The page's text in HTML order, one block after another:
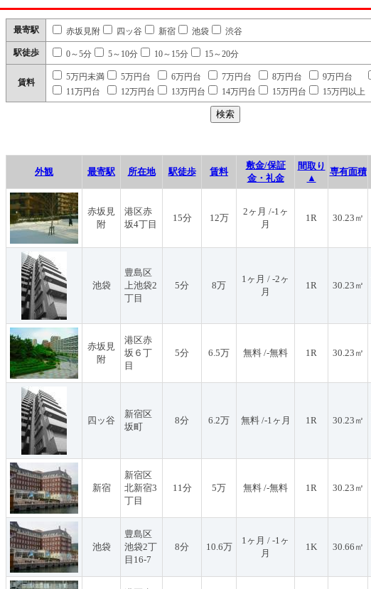
最寄駅 赤坂見附 四ッ谷 新宿 池袋 渋谷
駅徒歩 0～5分 5～10分 10～15分 15～20分
賃料
5万円未満 5万円台 6万円台 7万円台 8万円台 9万円台
11万円台
12万円台 13万円台 14万円台 15万円台 15万円以上
外観 最寄駅 所在地 駅徒歩 賃料
敷金/保証
金・礼金
間取り
▲
専有面積
赤坂見
附
港区赤
坂4丁目
15分 12万
2ヶ月 /-1ヶ
月
1R 30.23㎡
池袋
豊島区
上池袋2
丁目
5分 8万
1ヶ月 / -2ヶ
月
1R 30.23㎡
赤坂見
附
港区赤
坂６丁
目
5分 6.5万 無料 /-無料 1R 30.23㎡
四ッ谷
新宿区
坂町
8分 6.2万 無料 /-1ヶ月 1R 30.23㎡
新宿
新宿区
北新宿3
丁目
11分 5万 無料 /-無料 1R 30.23㎡
池袋
豊島区
池袋2丁
目16-7
8分 10.6万
1ヶ月 / -1ヶ
月
1K 30.66㎡